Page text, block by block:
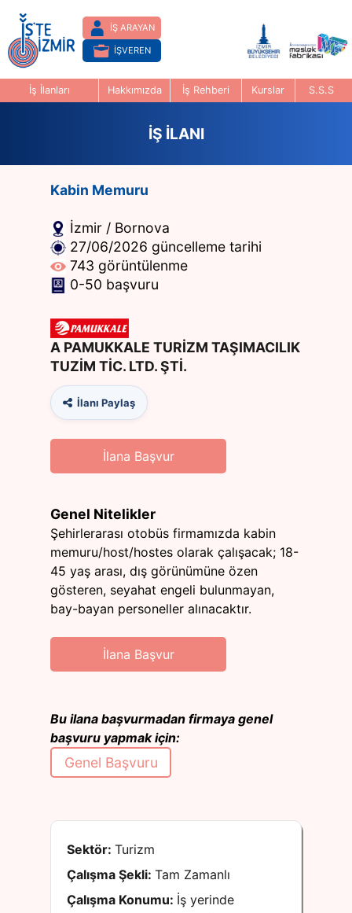
İŞ ARAYAN
İŞVEREN
İş İlanları Hakkımızda İş Rehberi Kurslar S.S.S
İŞ İLANI
Kabin Memuru
İzmir / Bornova
27/06/2026 güncelleme tarihi
743 görüntülenme
0-50 başvuru
A PAMUKKALE TURİZM TAŞIMACILIK
TUZİM TİC. LTD. ŞTİ.
İlanı Paylaş
İlana Başvur
Genel Nitelikler
Şehirlerarası otobüs firmamızda kabin
memuru/host/hostes olarak çalışacak; 18-
45 yaş arası, dış görünümüne özen
gösteren, seyahat engeli bulunmayan,
bay-bayan personeller alınacaktır.
İlana Başvur
Bu ilana başvurmadan firmaya genel
başvuru yapmak için:
Genel Başvuru
Sektör: Turizm
Çalışma Şekli: Tam Zamanlı
Çalışma Konumu: İş yerinde